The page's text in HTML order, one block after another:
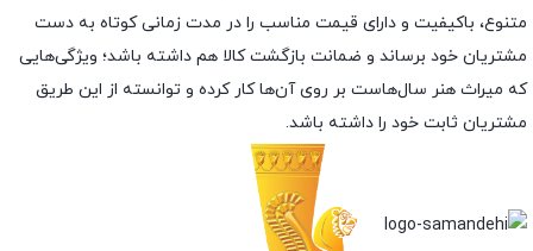
متنوع، باکیفیت و دارای قیمت مناسب را در مدت زمانی کوتاه به دست
مشتریان خود برساند و ضمانت بازگشت کالا هم داشته باشد؛ ویژگی‌هایی
که میراث هنر سال‌هاست بر روی آن‌ها کار کرده و توانسته از این طریق
مشتریان ثابت خود را داشته باشد.